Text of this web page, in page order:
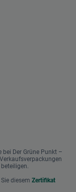
Der Grüne Punkt –
diesem Zertifikat